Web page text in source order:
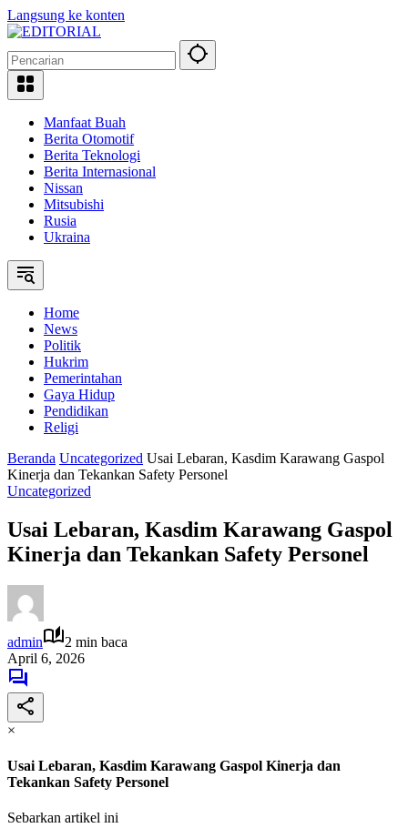
Langsung ke konten
Manfaat Buah
Berita Otomotif
Berita Teknologi
Berita Internasional
Nissan
Mitsubishi
Rusia
Ukraina
Home
News
Politik
Hukrim
Pemerintahan
Gaya Hidup
Pendidikan
Religi
Beranda Uncategorized Usai Lebaran, Kasdim Karawang Gaspol
Kinerja dan Tekankan Safety Personel
Uncategorized
Usai Lebaran, Kasdim Karawang Gaspol
Kinerja dan Tekankan Safety Personel
admin
2 min baca
April 6, 2026
×
Usai Lebaran, Kasdim Karawang Gaspol Kinerja dan
Tekankan Safety Personel
Sebarkan artikel ini